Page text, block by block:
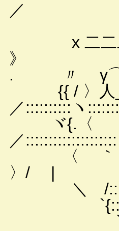
x 二二二／
》
. 〃 γ⌒ヽｲ
{{ / 〉人
／::::::::::ヽ
ヾ{.〈
／
〈 ｀ヽニ
〉/ |
＼ /:: ／
`{:::/